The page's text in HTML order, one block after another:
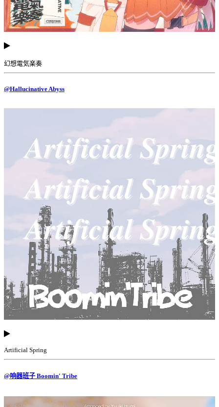
幻想電気楽奏
@Hallucinative Abyss
Artificial Spring
@响器班子 Boomin' Tribe